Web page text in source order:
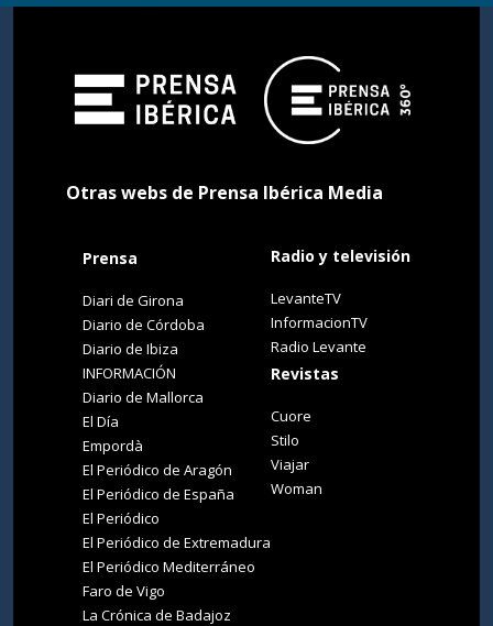
Otras webs de Prensa Ibérica Media
Prensa
Diari de Girona
Diario de Córdoba
Diario de Ibiza
INFORMACIÓN
Diario de Mallorca
El Día
Empordà
El Periódico de Aragón
El Periódico de España
El Periódico
El Periódico de Extremadura
El Periódico Mediterráneo
Faro de Vigo
La Crónica de Badajoz
Radio y televisión
LevanteTV
InformacionTV
Radio Levante
Revistas
Cuore
Stilo
Viajar
Woman